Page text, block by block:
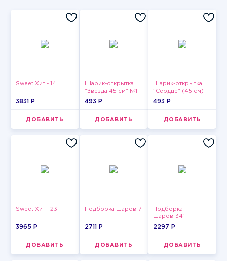
Sweet Хит - 14
3831 P
ДОБАВИТЬ
Шарик-открытка
"Звезда 45 см" №1
493 P
ДОБАВИТЬ
Шарик-открытка
"Сердце" (45 см) -
2
493 P
ДОБАВИТЬ
Sweet Хит - 23
3965 P
ДОБАВИТЬ
Подборка шаров-7
2711 P
ДОБАВИТЬ
Подборка
шаров-341
2297 P
ДОБАВИТЬ